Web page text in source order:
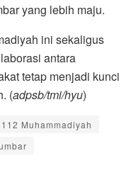
yang lebih maju.
ini sekaligus
antara
tetap menjadi kunci
(adpsb/tmi/hyu)
Muhammadiyah